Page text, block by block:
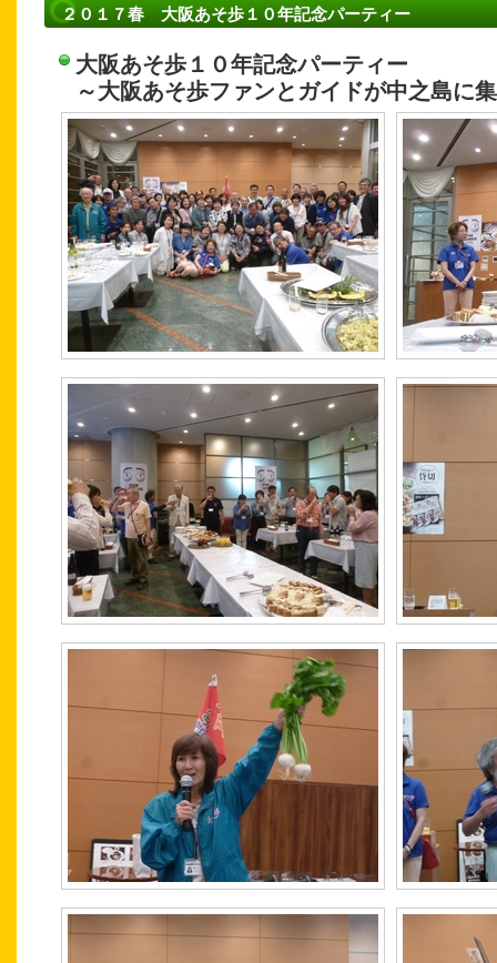
２０１７春 大阪あそ歩１０年記念パーティー
大阪あそ歩１０年記念パーティー
～大阪あそ歩ファンとガイドが中之島に